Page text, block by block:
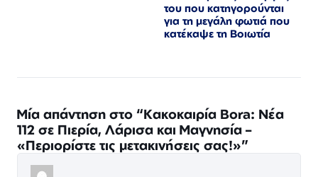
του που κατηγορούνται
για τη μεγάλη φωτιά που
κατέκαψε τη Βοιωτία
Μία απάντηση στο “Κακοκαιρία Bora: Νέα
112 σε Πιερία, Λάρισα και Μαγνησία –
«Περιορίστε τις μετακινήσεις σας!»”